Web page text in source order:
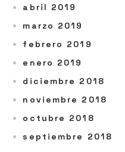
abril 2019
marzo 2019
febrero 2019
enero 2019
diciembre 2018
noviembre 2018
octubre 2018
septiembre 2018